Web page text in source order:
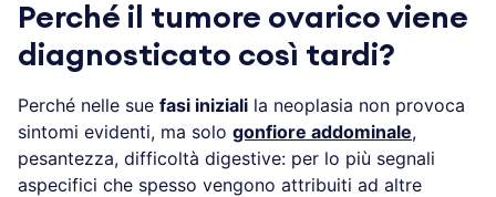
Perché il tumore ovarico viene
diagnosticato così tardi?
Perché nelle sue fasi iniziali la neoplasia non provoca
sintomi evidenti, ma solo gonfiore addominale,
pesantezza, difficoltà digestive: per lo più segnali
aspecifici che spesso vengono attribuiti ad altre